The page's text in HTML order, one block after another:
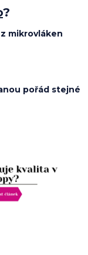
?
mikrovláken
pořád stejné